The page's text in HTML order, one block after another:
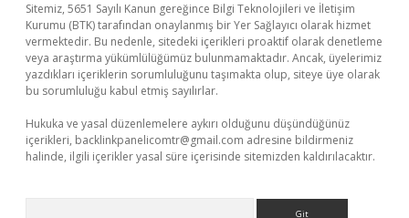
Sitemiz, 5651 Sayılı Kanun gereğince Bilgi Teknolojileri ve İletişim
Kurumu (BTK) tarafından onaylanmış bir Yer Sağlayıcı olarak hizmet
vermektedir. Bu nedenle, sitedeki içerikleri proaktif olarak denetleme
veya araştırma yükümlülüğümüz bulunmamaktadır. Ancak, üyelerimiz
yazdıkları içeriklerin sorumluluğunu taşımakta olup, siteye üye olarak
bu sorumluluğu kabul etmiş sayılırlar.
Hukuka ve yasal düzenlemelere aykırı olduğunu düşündüğünüz
içerikleri, backlinkpanelicomtr@gmail.com adresine bildirmeniz
halinde, ilgili içerikler yasal süre içerisinde sitemizden kaldırılacaktır.